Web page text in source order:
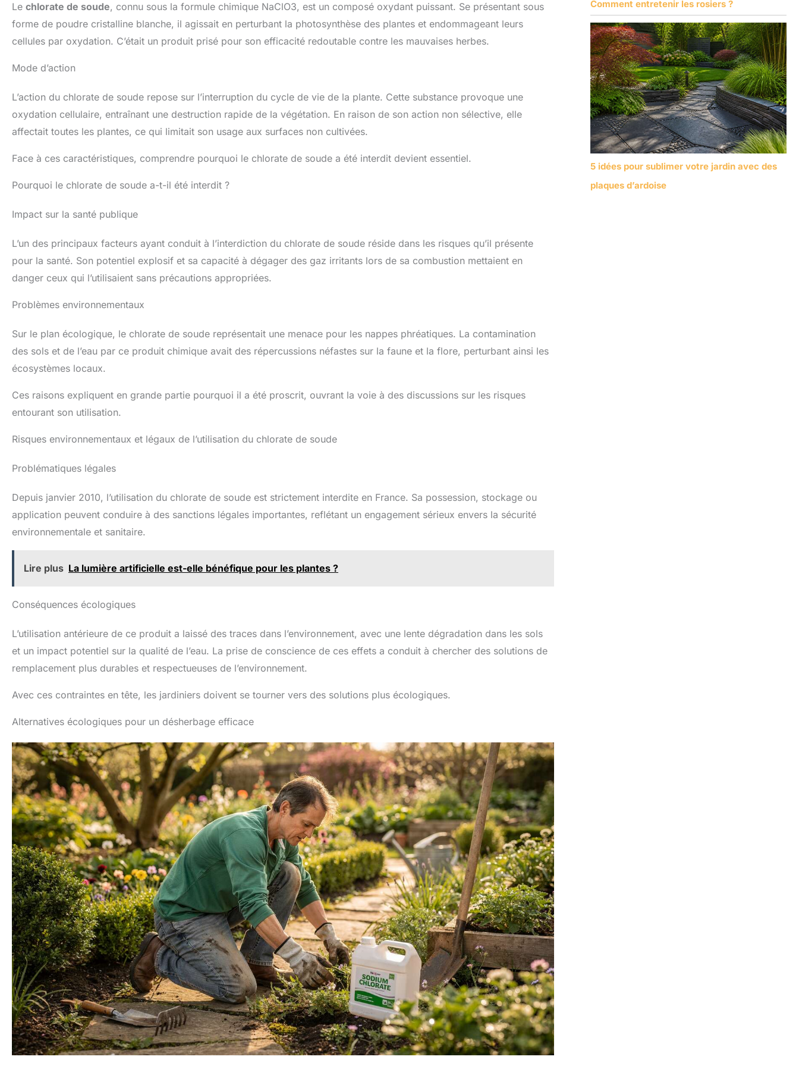
Le chlorate de soude, connu sous la formule chimique NaClO3, est un composé oxydant puissant. Se présentant sous
forme de poudre cristalline blanche, il agissait en perturbant la photosynthèse des plantes et endommageant leurs
cellules par oxydation. C’était un produit prisé pour son efficacité redoutable contre les mauvaises herbes.
Mode d’action
L’action du chlorate de soude repose sur l’interruption du cycle de vie de la plante. Cette substance provoque une
oxydation cellulaire, entraînant une destruction rapide de la végétation. En raison de son action non sélective, elle
affectait toutes les plantes, ce qui limitait son usage aux surfaces non cultivées.
Face à ces caractéristiques, comprendre pourquoi le chlorate de soude a été interdit devient essentiel.
Pourquoi le chlorate de soude a-t-il été interdit ?
Impact sur la santé publique
L’un des principaux facteurs ayant conduit à l’interdiction du chlorate de soude réside dans les risques qu’il présente
pour la santé. Son potentiel explosif et sa capacité à dégager des gaz irritants lors de sa combustion mettaient en
danger ceux qui l’utilisaient sans précautions appropriées.
Problèmes environnementaux
Sur le plan écologique, le chlorate de soude représentait une menace pour les nappes phréatiques. La contamination
des sols et de l’eau par ce produit chimique avait des répercussions néfastes sur la faune et la flore, perturbant ainsi les
écosystèmes locaux.
Ces raisons expliquent en grande partie pourquoi il a été proscrit, ouvrant la voie à des discussions sur les risques
entourant son utilisation.
Risques environnementaux et légaux de l’utilisation du chlorate de soude
Problématiques légales
Depuis janvier 2010, l’utilisation du chlorate de soude est strictement interdite en France. Sa possession, stockage ou
application peuvent conduire à des sanctions légales importantes, reflétant un engagement sérieux envers la sécurité
environnementale et sanitaire.
Lire plus La lumière artificielle est-elle bénéfique pour les plantes ?
Conséquences écologiques
L’utilisation antérieure de ce produit a laissé des traces dans l’environnement, avec une lente dégradation dans les sols
et un impact potentiel sur la qualité de l’eau. La prise de conscience de ces effets a conduit à chercher des solutions de
remplacement plus durables et respectueuses de l’environnement.
Avec ces contraintes en tête, les jardiniers doivent se tourner vers des solutions plus écologiques.
Alternatives écologiques pour un désherbage efficace
Comment entretenir les rosiers ?
5 idées pour sublimer votre jardin avec des
plaques d’ardoise